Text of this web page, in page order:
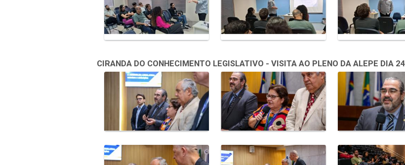
CIRANDA DO CONHECIMENTO LEGISLATIVO - VISITA AO PLENO DA ALEPE DIA
Galeria de Mídias